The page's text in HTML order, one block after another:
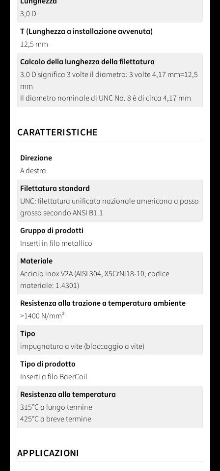
3,0 D
T (Lunghezza a installazione avvenuta)
12,5 mm
Calcolo della lunghezza della filettatura
3.0 D significa 3 volte il diametro: 3 volte 4,17 mm=12,5
mm
Il diametro nominale di UNC No. 8 è di circa 4,17 mm
CARATTERISTICHE
Direzione
A destra
Filettatura standard
UNC: filettatura unificata nazionale americana a passo
grosso secondo ANSI B1.1
Gruppo di prodotti
Inserti in filo metallico
Materiale
Acciaio inox V2A (AISI 304, X5CrNi18-10, codice
materiale: 1.4301)
Resistenza alla trazione a temperatura ambiente
>1400 N/mm²
Tipo
impugnatura a vite (bloccaggio a vite)
Tipo di prodotto
Inserti a filo BaerCoil
Resistenza alla temperatura
315°C a lungo termine
425°C a breve termine
APPLICAZIONI